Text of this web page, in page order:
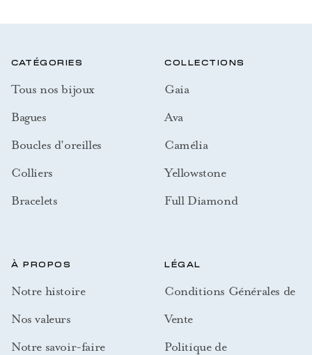
CATÉGORIES
Tous nos bijoux
Bagues
Boucles d'oreilles
Colliers
Bracelets
COLLECTIONS
Gaia
Ava
Camélia
Yellowstone
Full Diamond
À PROPOS
Notre histoire
Nos valeurs
Notre savoir-faire
LÉGAL
Conditions Générales de
Vente
Politique de